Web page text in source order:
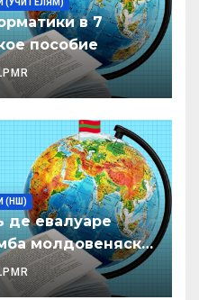
(УЧИТЕЛЯМ)
в 7
пособие
(НШ)
де евалуаре
молдовеняскэ
примаре але
ынвэцэмынт